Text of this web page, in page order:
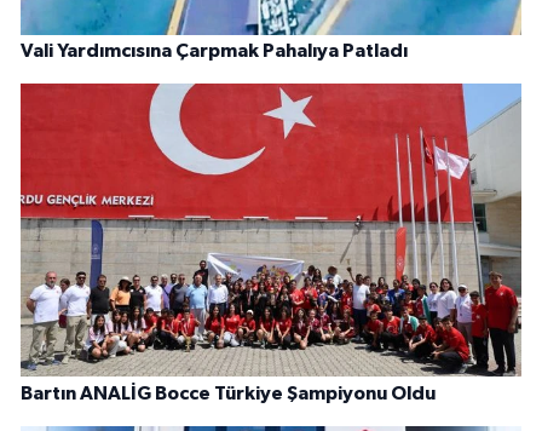
Vali Yardımcısına Çarpmak Pahalıya Patladı
Bartın ANALİG Bocce Türkiye Şampiyonu Oldu